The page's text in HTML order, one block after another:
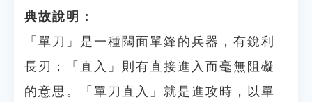
典故說明：
「單刀」是一種闊面單鋒的兵器，有銳利
長刃；「直入」則有直接進入而毫無阻礙
的意思。「單刀直入」就是進攻時，以單